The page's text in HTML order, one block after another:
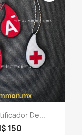
rápidaDe...
150